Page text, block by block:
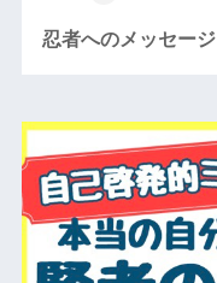
忍者へのメッセージ